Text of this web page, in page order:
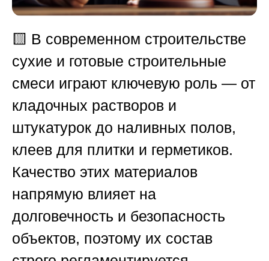
🟨 В современном строительстве
сухие и готовые строительные
смеси играют ключевую роль — от
кладочных растворов и
штукатурок до наливных полов,
клеев для плитки и герметиков.
Качество этих материалов
напрямую влияет на
долговечность и безопасность
объектов, поэтому их состав